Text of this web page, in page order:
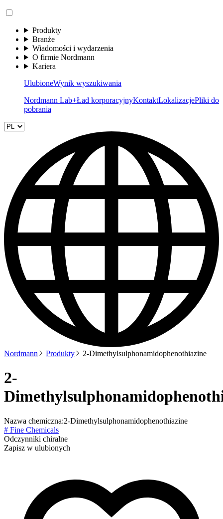
Produkty
Branże
Wiadomości i wydarzenia
O firmie Nordmann
Kariera
UlubioneWynik wyszukiwania
Nordmann Lab+Ład korporacyjnyKontaktLokalizacjePliki do
pobrania
Nordmann Produkty 2-Dimethylsulphonamidophenothiazine
2-
Nazwa chemiczna:2-Dimethylsulphonamidophenothiazine
# Fine Chemicals
Odczynniki chiralne
Zapisz w ulubionych